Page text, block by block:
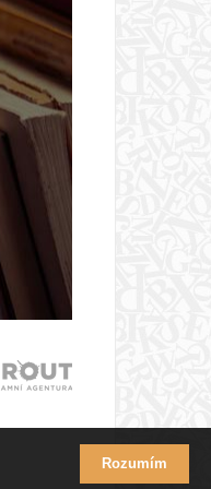
Rozumím